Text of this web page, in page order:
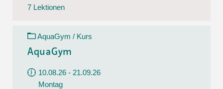
7 Lektionen
AquaGym / Kurs
AquaGym
10.08.26 - 21.09.26
Montag